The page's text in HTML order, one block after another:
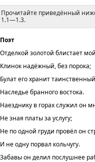
Прочитайте приведённый
1.1—1.3.
Поэт
Отделкой золотой блистает
Клинок надёжный, без порока;
Булат его хранит
Наследье бранного востока.
Наезднику в горах служил он
Не зная платы за услугу;
Не по одной груди провёл он
И не одну порвал кольчугу.
Забавы он делил послушнее